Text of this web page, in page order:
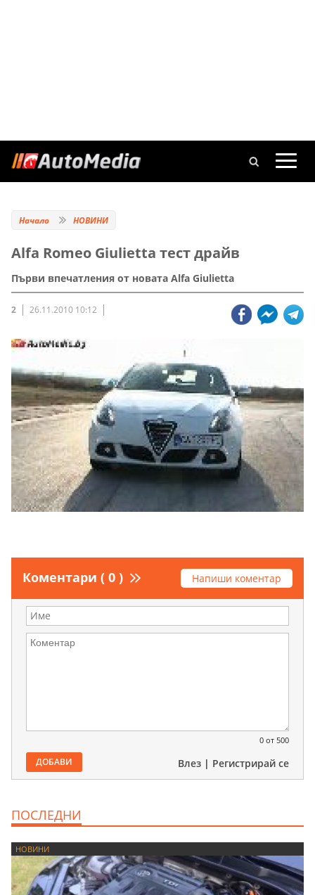
Начало НОВИНИ
Alfa Romeo Giulietta тест драйв
Първи впечатления от новата Alfa Giulietta
2 26.11.2010 10:12
Коментари ( 0 ) Напиши коментар
0 от 500
ДОБАВИ Влез | Регистрирай се
ПОСЛЕДНИ
НОВИНИ